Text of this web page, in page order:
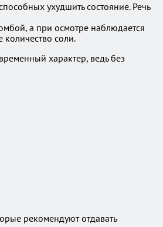
ухудшить состояние. Речь
а при осмотре наблюдается
соли.
характер, ведь без
рекомендуют отдавать